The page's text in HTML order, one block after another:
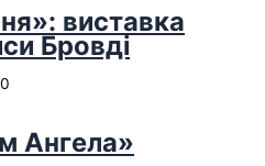
виставка
Бровді
Ангела»